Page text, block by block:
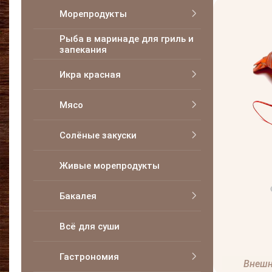
Морепродукты
Рыба в маринаде для гриль и
запекания
Икра красная
Мясо
Солёные закуски
Живые морепродукты
Бакалея
Всё для суши
Гастрономия